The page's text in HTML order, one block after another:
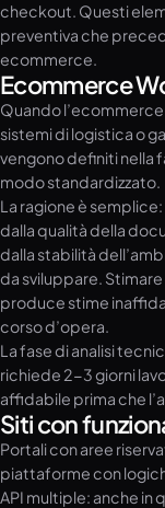
checkout. Questi
preventiva che
ecommerce.
Ecommerce
Quando
sistemi di logistica o
vengono definiti nella
modo standardizzato.
La ragione è
dalla qualità della
dalla stabilità
da sviluppare.
produce stime
corso d’opera.
La fase di analisi
richiede 2-3 giorni
affidabile prima che
Siti con
Portali con aree
piattaforme con
API multiple: anche in